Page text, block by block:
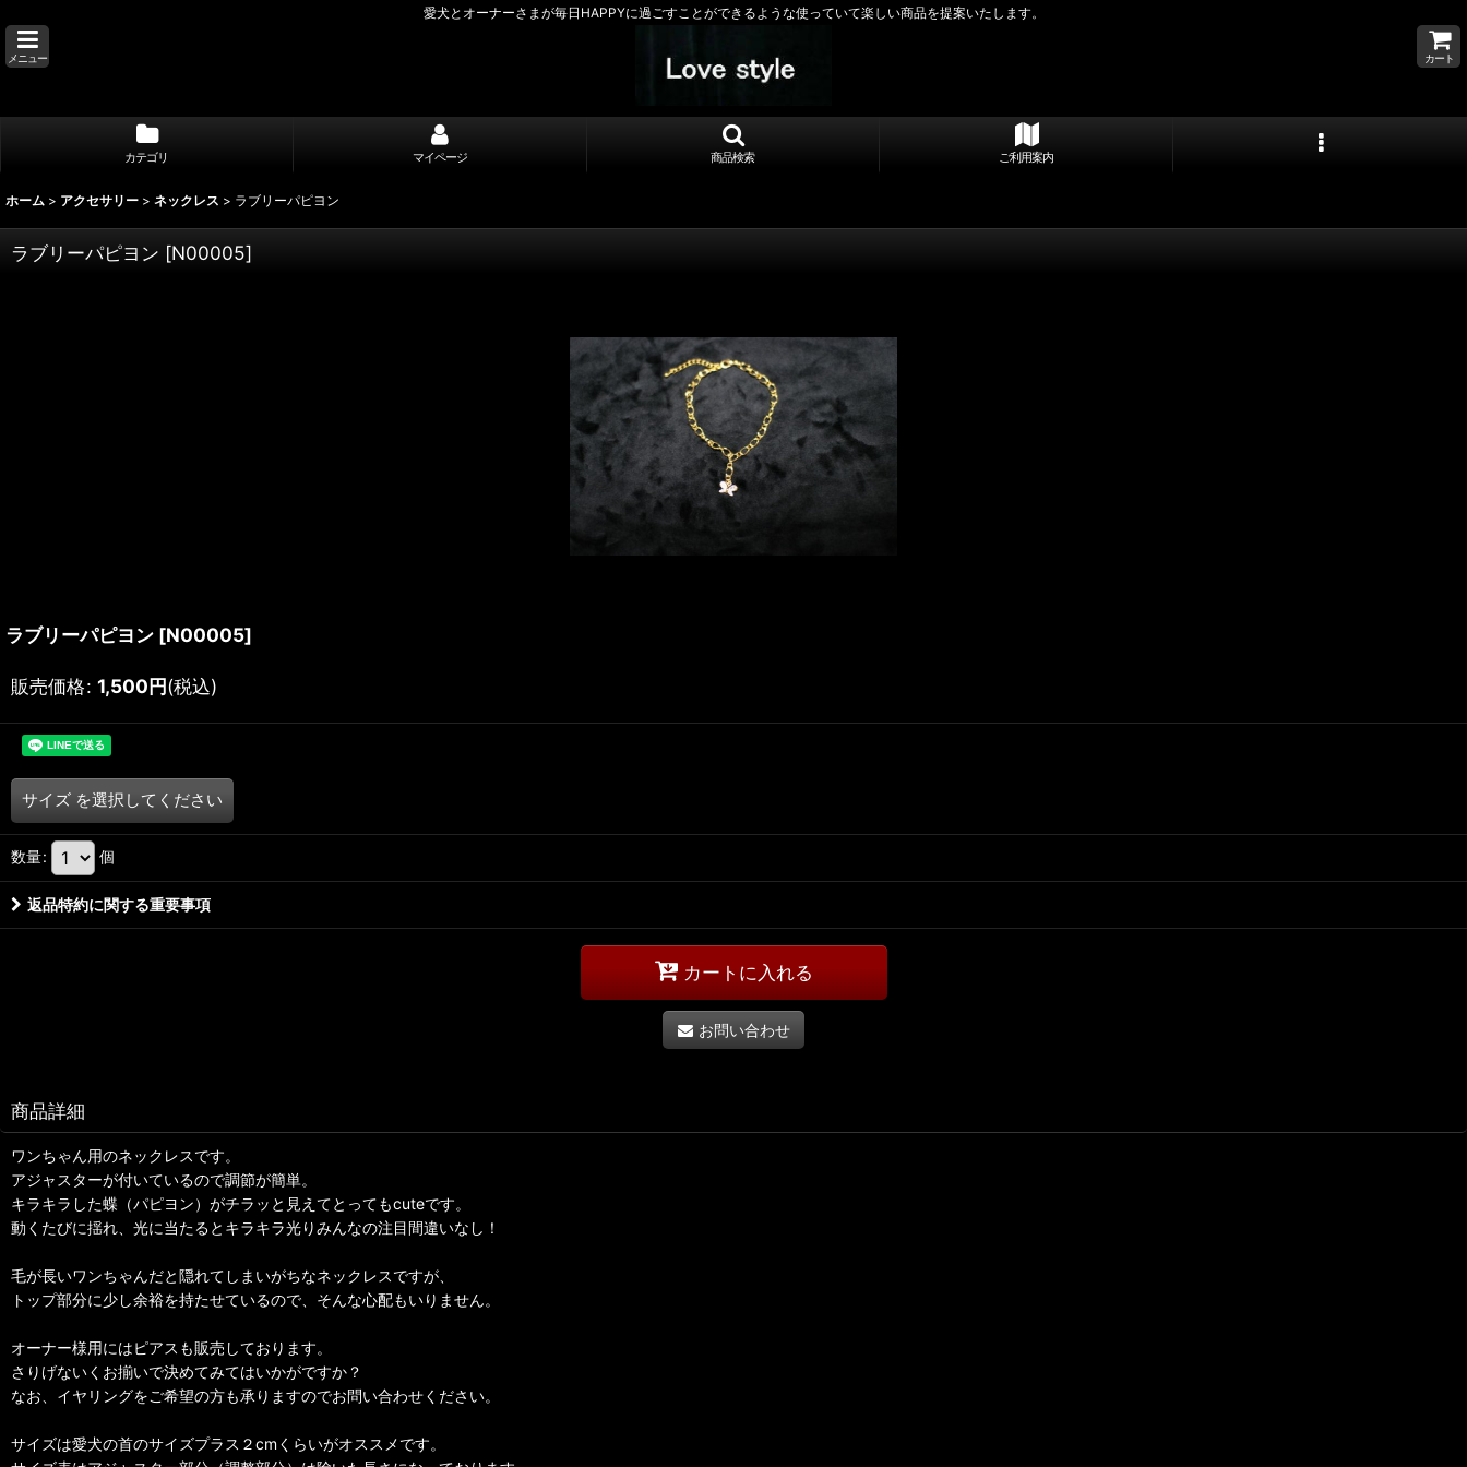
愛犬とオーナーさまが毎日HAPPYに過ごすことができるような使っていて楽しい商品を提案いたします。
メニュー カート
カテゴリ マイページ 商品検索 ご利用案内
ホーム > アクセサリー > ネックレス > ラブリーパピヨン
ラブリーパピヨン [N00005]
ラブリーパピヨン [N00005]
販売価格: 1,500円(税込)
サイズ を選択してください
数量: 個
返品特約に関する重要事項
カートに入れる
お問い合わせ
商品詳細
ワンちゃん用のネックレスです。
アジャスターが付いているので調節が簡単。
キラキラした蝶（パピヨン）がチラッと見えてとってもcuteです。
動くたびに揺れ、光に当たるとキラキラ光りみんなの注目間違いなし！
毛が長いワンちゃんだと隠れてしまいがちなネックレスですが、
トップ部分に少し余裕を持たせているので、そんな心配もいりません。
オーナー様用にはピアスも販売しております。
さりげないくお揃いで決めてみてはいかがですか？
なお、イヤリングをご希望の方も承りますのでお問い合わせください。
サイズは愛犬の首のサイズプラス２cmくらいがオススメです。